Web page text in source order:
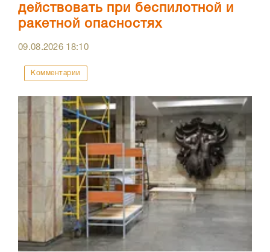
действовать при беспилотной и
ракетной опасностях
09.08.2026 18:10
Комментарии